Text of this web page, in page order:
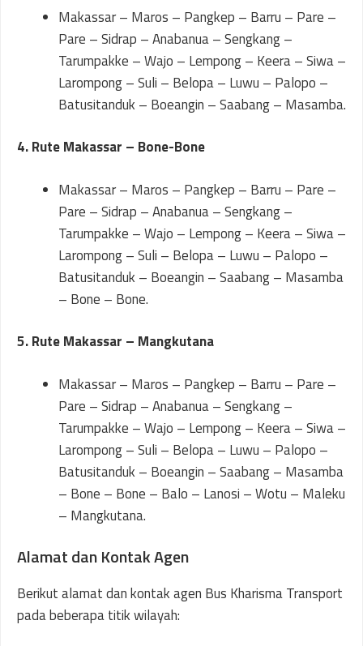
Makassar – Maros – Pangkep – Barru – Pare –
Pare – Sidrap – Anabanua – Sengkang –
Tarumpakke – Wajo – Lempong – Keera – Siwa –
Larompong – Suli – Belopa – Luwu – Palopo –
Batusitanduk – Boeangin – Saabang – Masamba.
4. Rute Makassar – Bone-Bone
Makassar – Maros – Pangkep – Barru – Pare –
Pare – Sidrap – Anabanua – Sengkang –
Tarumpakke – Wajo – Lempong – Keera – Siwa –
Larompong – Suli – Belopa – Luwu – Palopo –
Batusitanduk – Boeangin – Saabang – Masamba
– Bone – Bone.
5. Rute Makassar – Mangkutana
Makassar – Maros – Pangkep – Barru – Pare –
Pare – Sidrap – Anabanua – Sengkang –
Tarumpakke – Wajo – Lempong – Keera – Siwa –
Larompong – Suli – Belopa – Luwu – Palopo –
Batusitanduk – Boeangin – Saabang – Masamba
– Bone – Bone – Balo – Lanosi – Wotu – Maleku
– Mangkutana.
Alamat dan Kontak Agen
Berikut alamat dan kontak agen Bus Kharisma Transport
pada beberapa titik wilayah: